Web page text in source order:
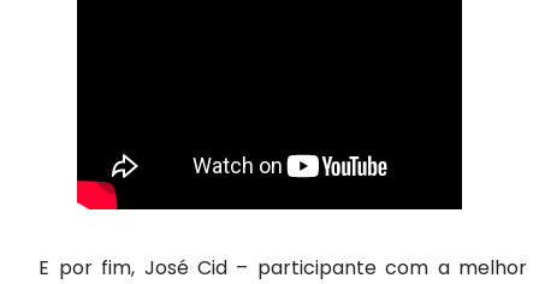
E por fim, José Cid – participante com a melhor